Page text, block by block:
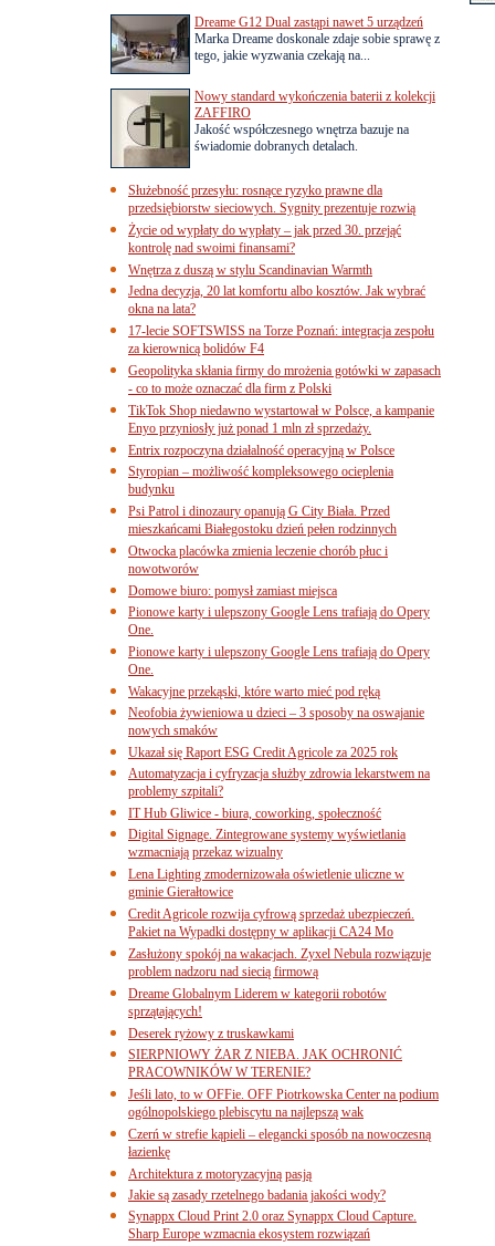
Dreame G12 Dual zastąpi nawet 5 urządzeń
Marka Dreame doskonale zdaje sobie sprawę z
tego, jakie wyzwania czekają na...
Nowy standard wykończenia baterii z kolekcji
ZAFFIRO
Jakość współczesnego wnętrza bazuje na
świadomie dobranych detalach.
Służebność przesyłu: rosnące ryzyko prawne dla
przedsiębiorstw sieciowych. Sygnity prezentuje rozwią
Życie od wypłaty do wypłaty – jak przed 30. przejąć
kontrolę nad swoimi finansami?
Wnętrza z duszą w stylu Scandinavian Warmth
Jedna decyzja, 20 lat komfortu albo kosztów. Jak wybrać
okna na lata?
17-lecie SOFTSWISS na Torze Poznań: integracja zespołu
za kierownicą bolidów F4
Geopolityka skłania firmy do mrożenia gotówki w zapasach
- co to może oznaczać dla firm z Polski
TikTok Shop niedawno wystartował w Polsce, a kampanie
Enyo przyniosły już ponad 1 mln zł sprzedaży.
Entrix rozpoczyna działalność operacyjną w Polsce
Styropian – możliwość kompleksowego ocieplenia
budynku
Psi Patrol i dinozaury opanują G City Biała. Przed
mieszkańcami Białegostoku dzień pełen rodzinnych
Otwocka placówka zmienia leczenie chorób płuc i
nowotworów
Domowe biuro: pomysł zamiast miejsca
Pionowe karty i ulepszony Google Lens trafiają do Opery
One.
Pionowe karty i ulepszony Google Lens trafiają do Opery
One.
Wakacyjne przekąski, które warto mieć pod ręką
Neofobia żywieniowa u dzieci – 3 sposoby na oswajanie
nowych smaków
Ukazał się Raport ESG Credit Agricole za 2025 rok
Automatyzacja i cyfryzacja służby zdrowia lekarstwem na
problemy szpitali?
IT Hub Gliwice - biura, coworking, społeczność
Digital Signage. Zintegrowane systemy wyświetlania
wzmacniają przekaz wizualny
Lena Lighting zmodernizowała oświetlenie uliczne w
gminie Gierałtowice
Credit Agricole rozwija cyfrową sprzedaż ubezpieczeń.
Pakiet na Wypadki dostępny w aplikacji CA24 Mo
Zasłużony spokój na wakacjach. Zyxel Nebula rozwiązuje
problem nadzoru nad siecią firmową
Dreame Globalnym Liderem w kategorii robotów
sprzątających!
Deserek ryżowy z truskawkami
SIERPNIOWY ŻAR Z NIEBA. JAK OCHRONIĆ
PRACOWNIKÓW W TERENIE?
Jeśli lato, to w OFFie. OFF Piotrkowska Center na podium
ogólnopolskiego plebiscytu na najlepszą wak
Czerń w strefie kąpieli – elegancki sposób na nowoczesną
łazienkę
Architektura z motoryzacyjną pasją
Jakie są zasady rzetelnego badania jakości wody?
Synappx Cloud Print 2.0 oraz Synappx Cloud Capture.
Sharp Europe wzmacnia ekosystem rozwiązań